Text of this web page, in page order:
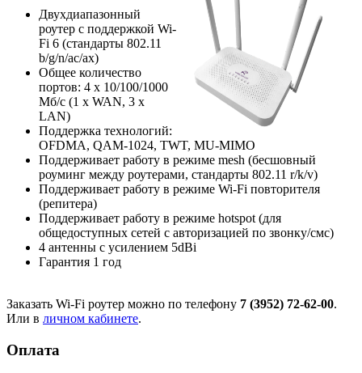
Двухдиапазонный
роутер с поддержкой Wi-
Fi 6 (стандарты 802.11
b/g/n/ac/ax)
Общее количество
портов: 4 х 10/100/1000
Мб/с (1 x WAN, 3 x
LAN)
Поддержка технологий:
OFDMA, QAM-1024, TWT, MU-MIMO
Поддерживает работу в режиме mesh (бесшовный
роуминг между роутерами, стандарты 802.11 r/k/v)
Поддерживает работу в режиме Wi-Fi повторителя
(репитера)
Поддерживает работу в режиме hotspot (для
общедоступных сетей с авторизацией по звонку/смс)
4 антенны с усилением 5dBi
Гарантия 1 год
Заказать Wi-Fi роутер можно по телефону 7 (3952) 72-62-00.
Или в личном кабинете.
Оплата